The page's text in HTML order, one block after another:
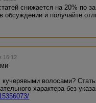
снижается на 20% по
обсуждении и получайте
16:12
кучерявыми волосами?
характера без